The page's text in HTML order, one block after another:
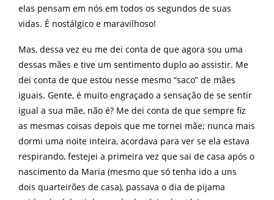
elas pensam em nós em todos os segundos de suas
vidas. É nostálgico e maravilhoso!
Mas, dessa vez eu me dei conta de que agora sou uma
dessas mães e tive um sentimento duplo ao assistir. Me
dei conta de que estou nesse mesmo “saco” de mães
iguais. Gente, é muito engraçado a sensação de se sentir
igual a sua mãe, não é? Me dei conta de que sempre fiz
as mesmas coisas depois que me tornei mãe; nunca mais
dormi uma noite inteira, acordava para ver se ela estava
respirando, festejei a primeira vez que sai de casa após o
nascimento da Maria (mesmo que só tenha ido a uns
dois quarteirões de casa), passava o dia de pijama